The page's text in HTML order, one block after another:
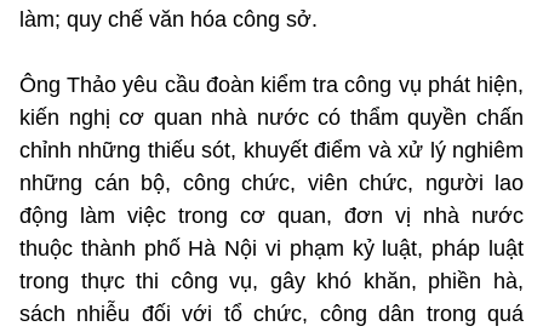
làm; quy chế văn hóa công sở.
Ông Thảo yêu cầu đoàn kiểm tra công vụ phát hiện,
kiến nghị cơ quan nhà nước có thẩm quyền chấn
chỉnh những thiếu sót, khuyết điểm và xử lý nghiêm
những cán bộ, công chức, viên chức, người lao
động làm việc trong cơ quan, đơn vị nhà nước
thuộc thành phố Hà Nội vi phạm kỷ luật, pháp luật
trong thực thi công vụ, gây khó khăn, phiền hà,
sách nhiễu đối với tổ chức, công dân trong quá